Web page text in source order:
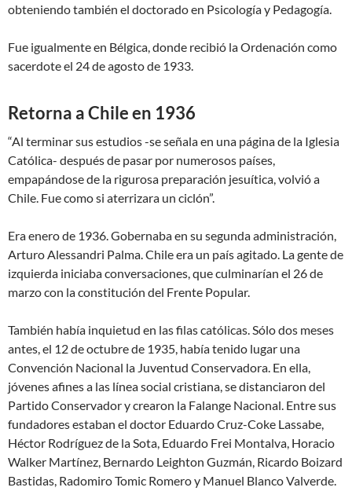
obteniendo también el doctorado en Psicología y Pedagogía.
Fue igualmente en Bélgica, donde recibió la Ordenación como
sacerdote el 24 de agosto de 1933.
Retorna a Chile en 1936
“Al terminar sus estudios -se señala en una página de la Iglesia
Católica- después de pasar por numerosos países,
empapándose de la rigurosa preparación jesuítica, volvió a
Chile. Fue como si aterrizara un ciclón”.
Era enero de 1936. Gobernaba en su segunda administración,
Arturo Alessandri Palma. Chile era un país agitado. La gente de
izquierda iniciaba conversaciones, que culminarían el 26 de
marzo con la constitución del Frente Popular.
También había inquietud en las filas católicas. Sólo dos meses
antes, el 12 de octubre de 1935, había tenido lugar una
Convención Nacional la Juventud Conservadora. En ella,
jóvenes afines a las línea social cristiana, se distanciaron del
Partido Conservador y crearon la Falange Nacional. Entre sus
fundadores estaban el doctor Eduardo Cruz-Coke Lassabe,
Héctor Rodríguez de la Sota, Eduardo Frei Montalva, Horacio
Walker Martínez, Bernardo Leighton Guzmán, Ricardo Boizard
Bastidas, Radomiro Tomic Romero y Manuel Blanco Valverde.